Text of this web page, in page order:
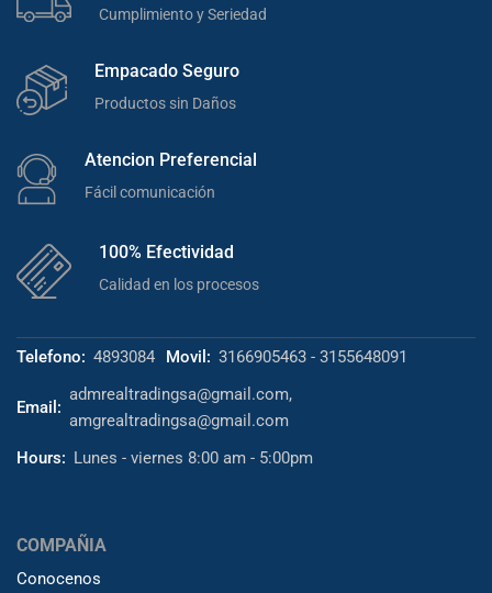
Cumplimiento y Seriedad
Empacado Seguro
Productos sin Daños
Atencion Preferencial
Fácil comunicación
100% Efectividad
Calidad en los procesos
Telefono: 4893084 Movil: 3166905463 - 3155648091
Email:
admrealtradingsa@gmail.com,
amgrealtradingsa@gmail.com
Hours: Lunes - viernes 8:00 am - 5:00pm
COMPAÑIA
Conocenos